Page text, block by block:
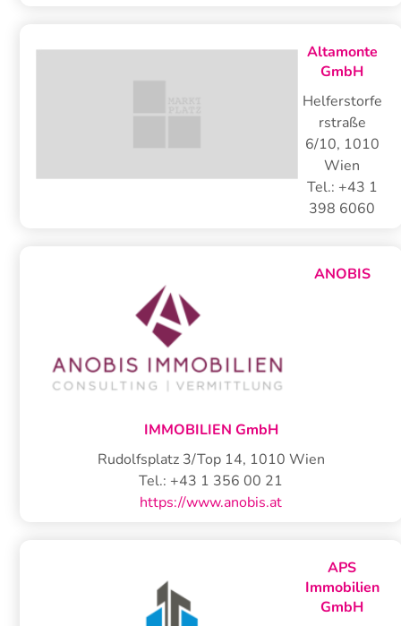
Altamonte
GmbH
Helferstorfe
rstraße
6/10, 1010
Wien
Tel.: +43 1
398 6060
ANOBIS
IMMOBILIEN GmbH
Rudolfsplatz 3/Top 14, 1010 Wien
Tel.: +43 1 356 00 21
https://www.anobis.at
APS
Immobilien
GmbH